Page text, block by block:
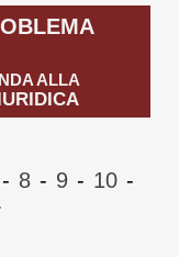
ALLA
- 8 - 9 - 10 -